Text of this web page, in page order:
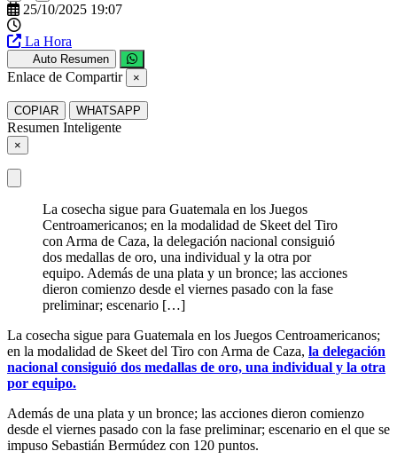
25/10/2025 19:07
La Hora
Auto Resumen
Enlace de Compartir ×
COPIAR WHATSAPP
Resumen Inteligente
×
La cosecha sigue para Guatemala en los Juegos
Centroamericanos; en la modalidad de Skeet del Tiro
con Arma de Caza, la delegación nacional consiguió
dos medallas de oro, una individual y la otra por
equipo. Además de una plata y un bronce; las acciones
dieron comienzo desde el viernes pasado con la fase
preliminar; escenario […]
La cosecha sigue para Guatemala en los Juegos Centroamericanos;
en la modalidad de Skeet del Tiro con Arma de Caza, la delegación
nacional consiguió dos medallas de oro, una individual y la otra
por equipo.
Además de una plata y un bronce; las acciones dieron comienzo
desde el viernes pasado con la fase preliminar; escenario en el que se
impuso Sebastián Bermúdez con 120 puntos.